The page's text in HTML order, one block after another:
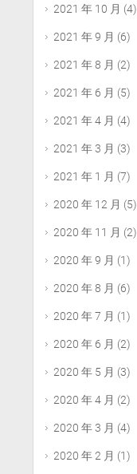
2021 年 10 月 (4)
2021 年 9 月 (6)
2021 年 8 月 (2)
2021 年 6 月 (5)
2021 年 4 月 (4)
2021 年 3 月 (3)
2021 年 1 月 (7)
2020 年 12 月 (5)
2020 年 11 月 (2)
2020 年 9 月 (1)
2020 年 8 月 (6)
2020 年 7 月 (1)
2020 年 6 月 (2)
2020 年 5 月 (3)
2020 年 4 月 (2)
2020 年 3 月 (4)
2020 年 2 月 (1)